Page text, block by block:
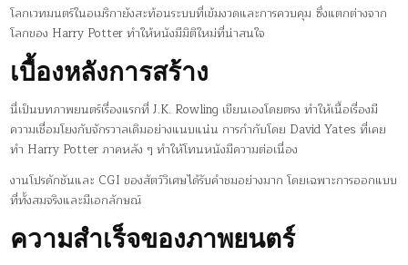
โลกเวทมนตร์ในอเมริกายังสะท้อนระบบที่เข้มงวดและการควบคุม ซึ่งแตกต่างจาก
โลกของ Harry Potter ทำให้หนังมีมิติใหม่ที่น่าสนใจ
เบื้องหลังการสร้าง
นี่เป็นบทภาพยนตร์เรื่องแรกที่ J.K. Rowling เขียนเองโดยตรง ทำให้เนื้อเรื่องมี
ความเชื่อมโยงกับจักรวาลเดิมอย่างแนบแน่น การกำกับโดย David Yates ที่เคย
ทำ Harry Potter ภาคหลัง ๆ ทำให้โทนหนังมีความต่อเนื่อง
งานโปรดักชันและ CGI ของสัตว์วิเศษได้รับคำชมอย่างมาก โดยเฉพาะการออกแบบ
ที่ทั้งสมจริงและมีเอกลักษณ์
ความสำเร็จของภาพยนตร์